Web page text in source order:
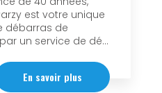
est votre unique
débarras de
un service de dé...
En savoir plus